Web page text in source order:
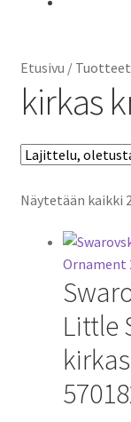
Etusivu /
kirkas
Näytetään kaikki
Little